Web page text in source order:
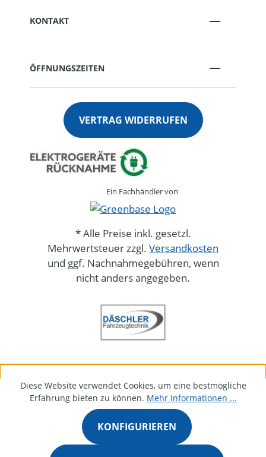
KONTAKT
ÖFFNUNGSZEITEN
VERTRAG WIDERRUFEN
Ein Fachhändler von
* Alle Preise inkl. gesetzl.
Mehrwertsteuer zzgl. Versandkosten
und ggf. Nachnahmegebühren, wenn
nicht anders angegeben.
Diese Website verwendet Cookies, um eine bestmögliche
Erfahrung bieten zu können. Mehr Informationen ...
KONFIGURIEREN